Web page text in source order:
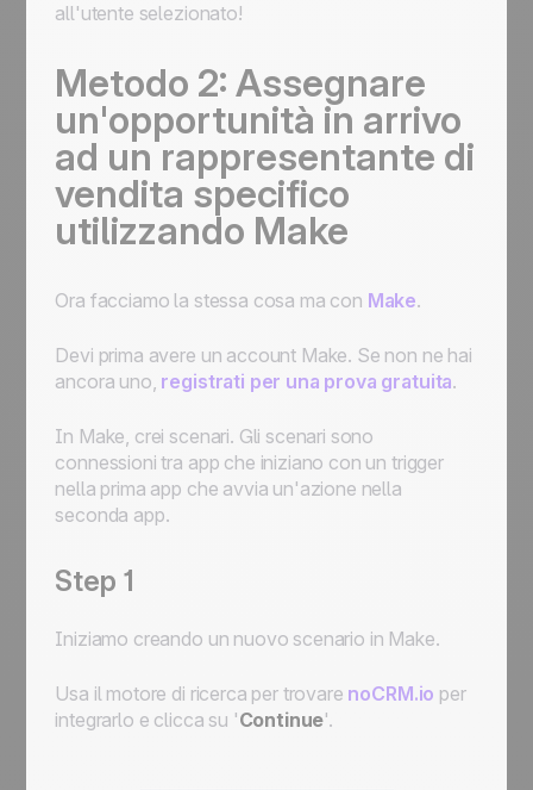
all'utente selezionato!
Metodo 2: Assegnare
un'opportunità in arrivo
ad un rappresentante di
vendita specifico
utilizzando Make
Ora facciamo la stessa cosa ma con Make.
Devi prima avere un account Make. Se non ne hai
ancora uno, registrati per una prova gratuita.
In Make, crei scenari. Gli scenari sono
connessioni tra app che iniziano con un trigger
nella prima app che avvia un'azione nella
seconda app.
Step 1
Iniziamo creando un nuovo scenario in Make.
Usa il motore di ricerca per trovare noCRM.io per
integrarlo e clicca su 'Continue'.